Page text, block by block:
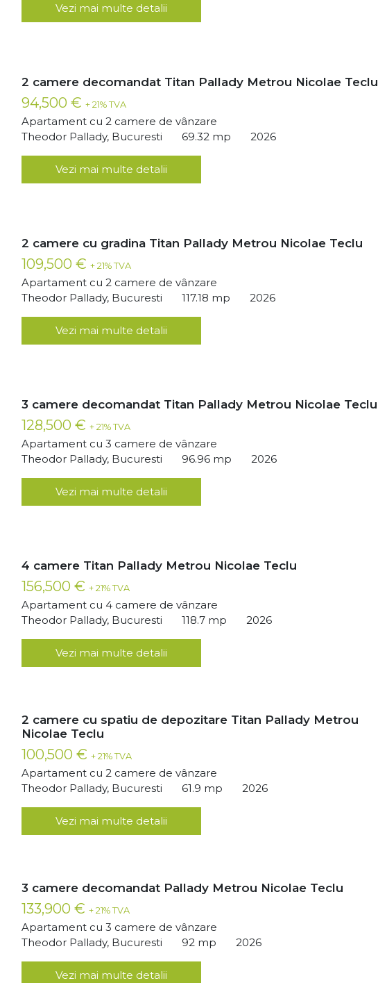
Vezi mai multe detalii
2 camere decomandat Titan Pallady Metrou Nicolae Teclu
94,500 € + 21% TVA
Apartament cu 2 camere de vânzare
Theodor Pallady, Bucuresti
69.32 mp 2026
Vezi mai multe detalii
2 camere cu gradina Titan Pallady Metrou Nicolae Teclu
109,500 € + 21% TVA
Apartament cu 2 camere de vânzare
Theodor Pallady, Bucuresti
117.18 mp 2026
Vezi mai multe detalii
3 camere decomandat Titan Pallady Metrou Nicolae Teclu
128,500 € + 21% TVA
Apartament cu 3 camere de vânzare
Theodor Pallady, Bucuresti
96.96 mp 2026
Vezi mai multe detalii
4 camere Titan Pallady Metrou Nicolae Teclu
156,500 € + 21% TVA
Apartament cu 4 camere de vânzare
Theodor Pallady, Bucuresti
118.7 mp 2026
Vezi mai multe detalii
2 camere cu spatiu de depozitare Titan Pallady Metrou
Nicolae Teclu
100,500 € + 21% TVA
Apartament cu 2 camere de vânzare
Theodor Pallady, Bucuresti
61.9 mp 2026
Vezi mai multe detalii
3 camere decomandat Pallady Metrou Nicolae Teclu
133,900 € + 21% TVA
Apartament cu 3 camere de vânzare
Theodor Pallady, Bucuresti
92 mp 2026
Vezi mai multe detalii